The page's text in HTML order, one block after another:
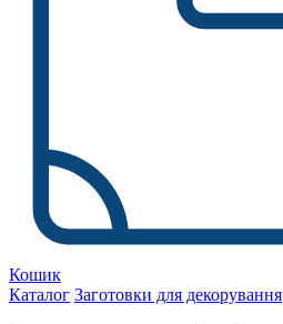
Кошик
Каталог Заготовки для декорування